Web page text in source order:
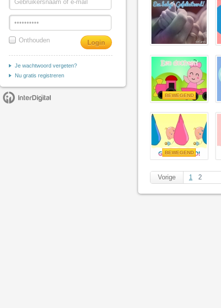
Onthouden
Je wachtwoord vergeten?
Nu gratis registreren
BEWEGEND
BEWEGEND
Vorige 1 2